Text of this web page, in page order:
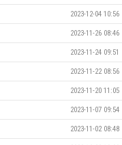
2023-12-04 10:56
2023-11-26 08:46
2023-11-24 09:51
2023-11-22 08:56
2023-11-20 11:05
2023-11-07 09:54
2023-11-02 08:48